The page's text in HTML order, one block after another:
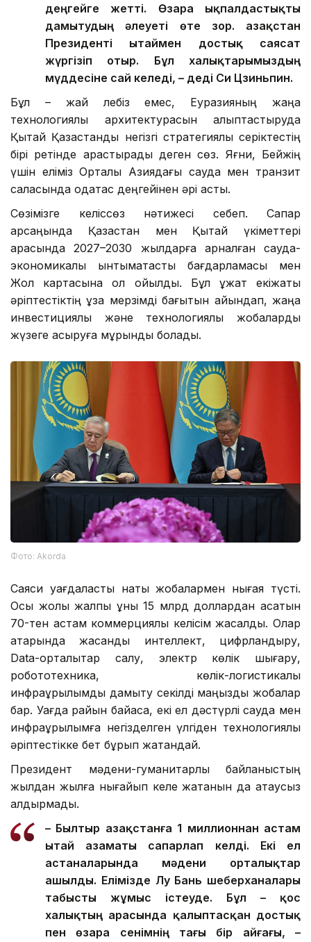
деңгейге жетті. Өзара ықпалдастықты
дамытудың әлеуеті өте зор. Қазақстан
Президенті Қытаймен достық саясат
жүргізіп отыр. Бұл халықтарымыздың
мүддесіне сай келеді, – деді Си Цзиньпин.
Бұл – жай лебіз емес, Еуразияның жаңа
технологиялық архитектурасын қалыптастыруда
Қытай Қазақстанды негізгі стратегиялық серіктестің
бірі ретінде қарастырады деген сөз. Яғни, Бейжің
үшін еліміз Орталық Азиядағы сауда мен транзит
саласында одақтас деңгейінен әрі асты.
Сөзімізге келіссөз нәтижесі себеп. Сапар
қарсаңында Қазақстан мен Қытай үкіметтері
арасында 2027–2030 жылдарға арналған сауда-
экономикалық ынтымақтастық бағдарламасы мен
Жол картасына қол қойылды. Бұл құжат екіжақты
әріптестіктің ұзақ мерзімді бағытын айқындап, жаңа
инвестициялық және технологиялық жобаларды
жүзеге асыруға мұрындық болады.
Фото: Аkorda
Саяси уағдаластық нақты жобалармен нығая түсті.
Осы жолы жалпы құны 15 млрд доллардан асатын
70-тен астам коммерциялық келісім жасалды. Олар
қатарында жасанды интеллект, цифрландыру,
Data-орталықтар салу, электр көлік шығару,
робототехника, көлік-логистикалық
инфрақұрылымды дамыту секілді маңызды жобалар
бар. Уағда райын байқасақ, екі ел дәстүрлі сауда мен
инфрақұрылымға негізделген үлгіден технологиялық
әріптестікке бет бұрып жатқандай.
Президент мәдени-гуманитарлық байланыстың
жылдан жылға нығайып келе жатқанын да атаусыз
қалдырмады.
– Былтыр Қазақстанға 1 миллионнан астам
Қытай азаматы сапарлап келді. Екі ел
астаналарында мәдени орталықтар
ашылды. Елімізде Лу Бань шеберханалары
табысты жұмыс істеуде. Бұл – қос
халықтың арасында қалыптасқан достық
пен өзара сенімнің тағы бір айғағы, –